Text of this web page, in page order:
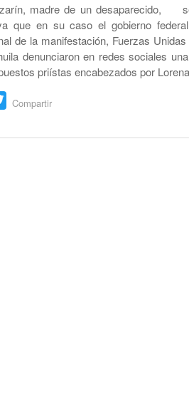
madre de un desaparecido,
que en su caso el gobierno
de la manifestación, Fuerzas
denunciaron en redes sociales
priístas encabezados por
Twitter
Compartir